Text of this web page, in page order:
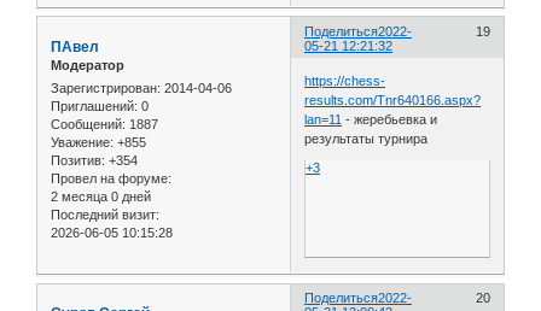
Поделиться 19
2022-
05-21 12:21:32
ПАвел
Модератор
Зарегистрирован: 2014-04-06
Приглашений: 0
Сообщений: 1887
Уважение: +855
Позитив: +354
Провел на форуме:
2 месяца 0 дней
Последний визит:
2026-06-05 10:15:28
https://chess-
results.com/Tnr640166.aspx?
lan=11 - жеребьевка и
результаты турнира
+3
Поделиться 20
2022-